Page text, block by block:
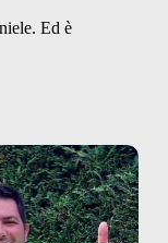
Ed è